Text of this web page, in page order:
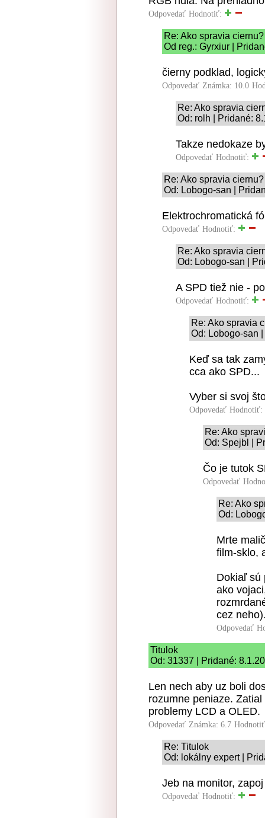
Odpovedať Hodnotiť:
Re: Ako spravia ciernu?
Od reg.: Gyrxiur |
čierny podklad,
Odpovedať Známka: 10.0
Re: Ako spravia
Od: rolh | Pridané:
Takze nedokaze
Odpovedať Hodnotiť:
Re: Ako spravia ciernu?
Od: Lobogo-san |
Elektrochromatická
Odpovedať Hodnotiť:
Re: Ako spravia
Od: Lobogo-san |
A SPD tiež nie -
Odpovedať Hodnotiť:
Re: Ako spravia
Od: Lobogo-san
Keď sa tak
cca ako SPD...
Vyber si svoj
Odpovedať Hodnotiť:
Re: Ako
Od: Spejbl |
Čo je tutok
Odpovedať
Re: Ako
Od:
Mrte
film-sklo,
Dokiaľ sú
ako
cez
Odpovedať
Titulok
Od: 31337 | Pridané:
Len nech aby uz boli
rozumne peniaze.
problemy LCD a OLED.
Odpovedať Známka: 6.7
Re: Titulok
Od: lokálny expert |
Jeb na monitor,
Odpovedať Hodnotiť: